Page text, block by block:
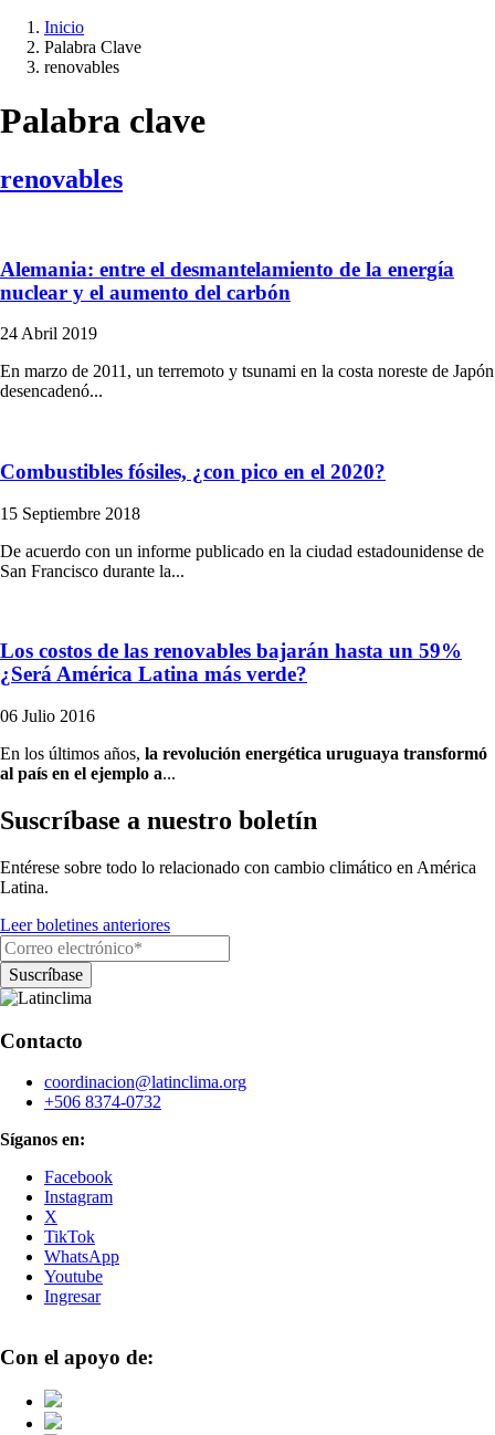
Ruta
navegación
Inicio
Palabra Clave
renovables
Palabra clave
renovables
Alemania: entre el desmantelamiento de la energía
nuclear y el aumento del carbón
24 Abril 2019
En marzo de 2011, un terremoto y tsunami en la costa noreste de Japón
desencadenó...
Combustibles fósiles, ¿con pico en el 2020?
15 Septiembre 2018
De acuerdo con un informe publicado en la ciudad estadounidense de
San Francisco durante la...
Los costos de las renovables bajarán hasta un 59%
¿Será América Latina más verde?
06 Julio 2016
En los últimos años, la revolución energética uruguaya transformó
al país en el ejemplo a...
Suscríbase a nuestro boletín
Entérese sobre todo lo relacionado con cambio climático en América
Latina.
Leer boletines anteriores
Contacto
coordinacion@latinclima.org
+506 8374-0732
Síganos en:
Facebook
Instagram
X
TikTok
WhatsApp
Youtube
Ingresar
Con el apoyo de: